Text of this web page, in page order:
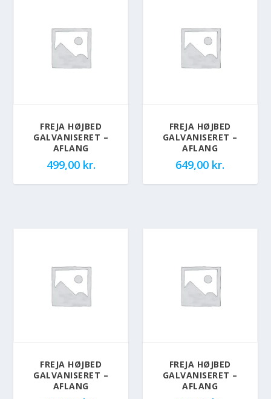
FREJA HØJBED
GALVANISERET –
AFLANG
499,00 kr.
FREJA HØJBED
GALVANISERET –
AFLANG
649,00 kr.
FREJA HØJBED
GALVANISERET –
AFLANG
FREJA HØJBED
GALVANISERET –
AFLANG